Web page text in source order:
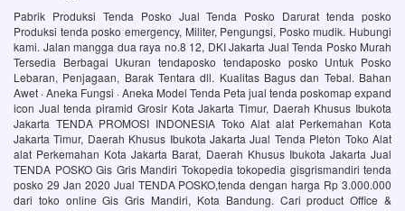
Pabrik Produksi Tenda Posko Jual Tenda Posko Darurat‎ tenda posko
Produksi tenda posko emergency, Militer, Pengungsi, Posko mudik. Hubungi
kami. Jalan mangga dua raya no.8 12, DKI Jakarta Jual Tenda Posko Murah
Tersedia Berbagai Ukuran tendaposko‎ tendaposko posko‎ Untuk Posko
Lebaran, Penjagaan, Barak Tentara dll. Kualitas Bagus dan Tebal. Bahan
Awet · Aneka Fungsi · Aneka Model Tenda Peta jual tenda poskomap expand
icon Jual tenda piramid Grosir Kota Jakarta Timur, Daerah Khusus Ibukota
Jakarta TENDA PROMOSI INDONESIA Toko Alat alat Perkemahan Kota
Jakarta Timur, Daerah Khusus Ibukota Jakarta Jual Tenda Pleton Toko Alat
alat Perkemahan Kota Jakarta Barat, Daerah Khusus Ibukota Jakarta Jual
TENDA POSKO Gis Gris Mandiri Tokopedia tokopedia gisgrismandiri tenda
posko 29 Jan 2020 Jual TENDA POSKO,tenda dengan harga Rp 3.000.000
dari toko online Gis Gris Mandiri, Kota Bandung. Cari product Office &